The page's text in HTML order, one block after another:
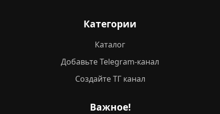
Категории
Каталог
Добавьте Telegram-канал
Создайте ТГ канал
Важное!